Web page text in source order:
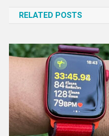
RELATED POSTS